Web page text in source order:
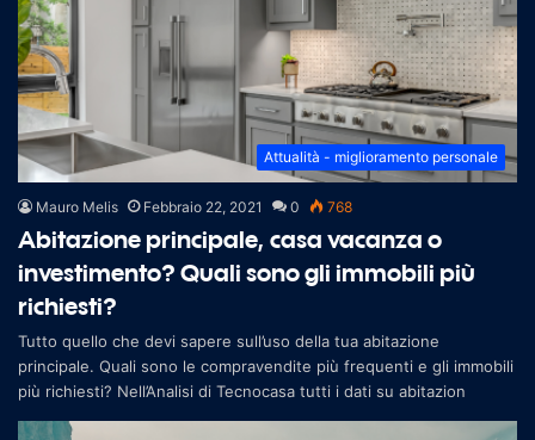
Attualità - miglioramento personale
Mauro Melis Febbraio 22, 2021 0 768
Abitazione principale, casa vacanza o
investimento? Quali sono gli immobili più
richiesti?
Tutto quello che devi sapere sull’uso della tua abitazione
principale. Quali sono le compravendite più frequenti e gli immobili
più richiesti? Nell’Analisi di Tecnocasa tutti i dati su abitazion